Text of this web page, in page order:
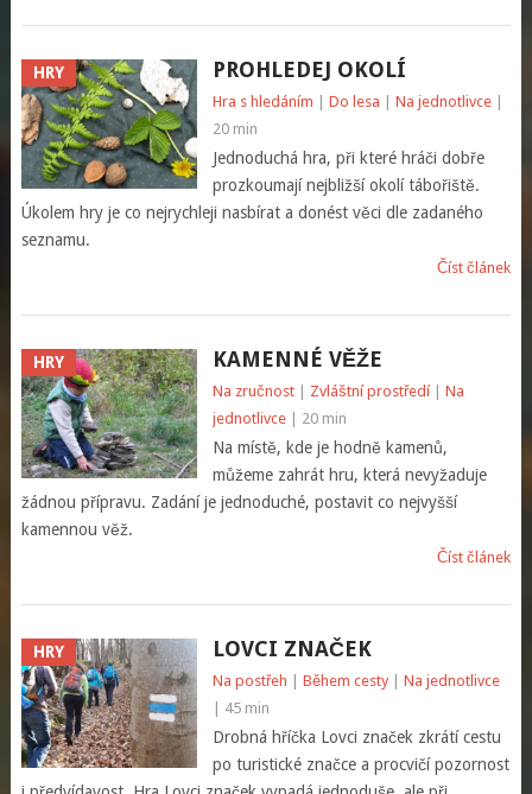
HRY PROHLEDEJ OKOLÍ
Hra s hledáním Do lesa Na jednotlivce|
20 min
Jednoduchá hra, při které hráči dobře
prozkoumají nejbližší okolí tábořiště.
Úkolem hry je co nejrychleji nasbírat a donést věci dle zadaného
seznamu.
Číst článek
HRY KAMENNÉ VĚŽE
Na zručnost| Zvláštní prostředí| Na
jednotlivce| 20 min
Na místě, kde je hodně kamenů,
můžeme zahrát hru, která nevyžaduje
žádnou přípravu. Zadání je jednoduché, postavit co nejvyšší
kamennou věž.
Číst článek
HRY LOVCI ZNAČEK
Na postřeh Během cesty| Na jednotlivce
| 45 min
Drobná hříčka Lovci značek zkrátí cestu
po turistické značce a procvičí pozornost